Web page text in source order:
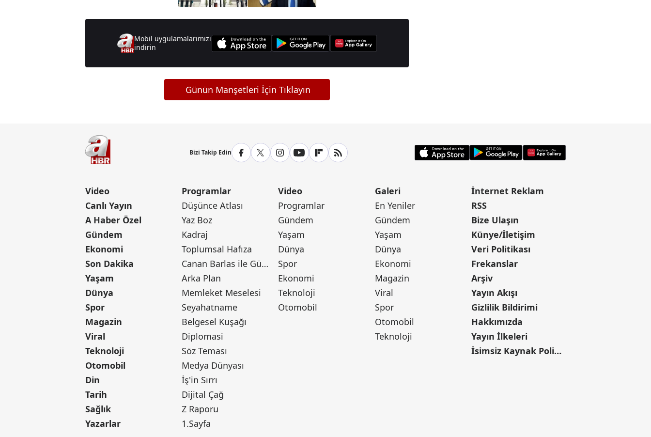
Bakanlığından sert tepki
Mobil uygulamalarımızı
indirin
Günün Manşetleri İçin Tıklayın
Bizi Takip Edin
Video
Canlı Yayın
A Haber Özel
Gündem
Ekonomi
Son Dakika
Yaşam
Dünya
Spor
Magazin
Viral
Teknoloji
Otomobil
Din
Tarih
Sağlık
Yazarlar
Programlar
Düşünce Atlası
Yaz Boz
Kadraj
Toplumsal Hafıza
Canan Barlas ile Gündem
Arka Plan
Memleket Meselesi
Seyahatname
Belgesel Kuşağı
Diplomasi
Söz Teması
Medya Dünyası
İş'in Sırrı
Dijital Çağ
Z Raporu
1.Sayfa
Video
Programlar
Gündem
Yaşam
Dünya
Spor
Ekonomi
Teknoloji
Otomobil
Galeri
En Yeniler
Gündem
Yaşam
Dünya
Ekonomi
Magazin
Viral
Spor
Otomobil
Teknoloji
İnternet Reklam
RSS
Bize Ulaşın
Künye/İletişim
Veri Politikası
Frekanslar
Arşiv
Yayın Akışı
Gizlilik Bildirimi
Hakkımızda
Yayın İlkeleri
İsimsiz Kaynak Politikası